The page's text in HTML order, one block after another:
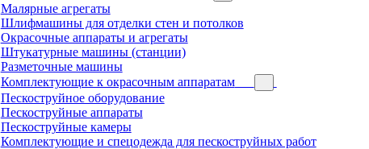
Малярные агрегаты
Шлифмашины для отделки стен и потолков
Окрасочные аппараты и агрегаты
Штукатурные машины (станции)
Разметочные машины
Комплектующие к окрасочным аппаратам
Пескоструйное оборудование
Пескоструйные аппараты
Пескоструйные камеры
Комплектующие и спецодежда для пескоструйных работ